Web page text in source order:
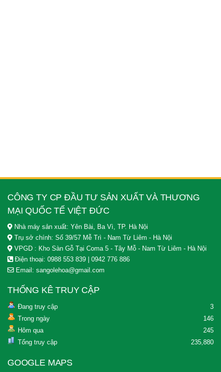
CÔNG TY CP ĐẦU TƯ SẢN XUẤT VÀ THƯƠNG
MẠI QUỐC TẾ VIỆT ĐỨC
Nhà máy sản xuất: Yên Bài, Ba Vì, TP. Hà Nội
Trụ sở chính: Số 39/57 Mễ Trì - Nam Từ Liêm - Hà Nội
VPGD : Kho Sàn Gỗ Tại Coma 5 - Tây Mỗ - Nam Từ Liêm - Hà Nội
Điện thoại: 0988 553 839 | 0942 776 886
Email: sangolehoa@gmail.com
THỐNG KÊ TRUY CẬP
Đang truy cập
3
Trong ngày
146
Hôm qua
245
Tổng truy cập
235,880
GOOGLE MAPS